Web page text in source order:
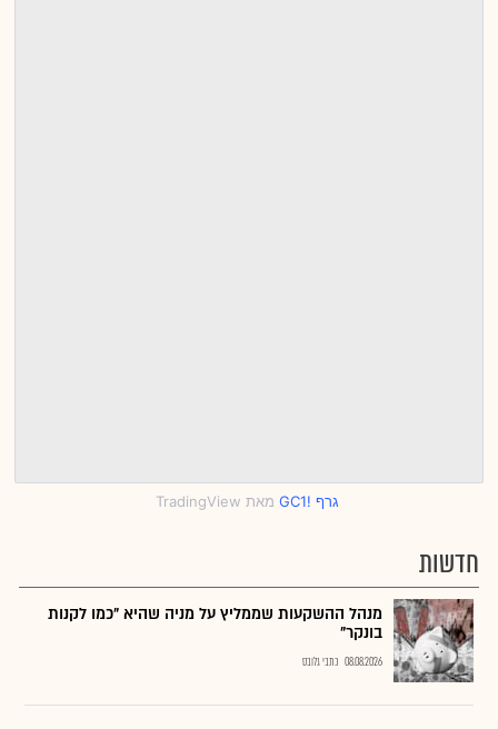
חדשות
מנהל ההשקעות שממליץ על מניה שהיא "כמו לקנות
בונקר"
08.08.2026 כתבי גלובס